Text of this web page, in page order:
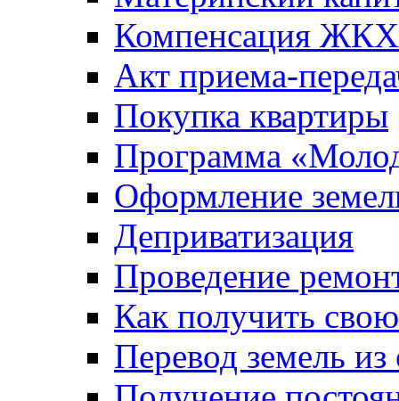
Компенсация ЖКХ
Акт приема-
Покупка квартиры
Программа
Оформление
Деприватизация
Проведение
Как получить
Перевод земель